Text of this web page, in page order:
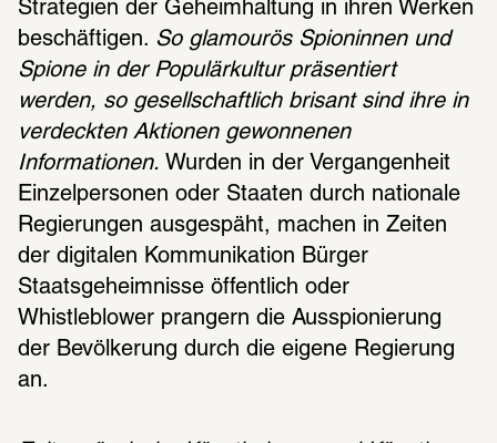
Strategien der Geheimhaltung in ihren Werken
beschäftigen. So glamourös Spioninnen und
Spione in der Populärkultur präsentiert
werden, so gesellschaftlich brisant sind ihre in
verdeckten Aktionen gewonnenen
Informationen. Wurden in der Vergangenheit
Einzelpersonen oder Staaten durch nationale
Regierungen ausgespäht, machen in Zeiten
der digitalen Kommunikation Bürger
Staatsgeheimnisse öffentlich oder
Whistleblower prangern die Ausspionierung
der Bevölkerung durch die eigene Regierung
an.